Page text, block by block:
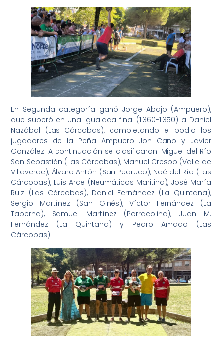
En Segunda categoría ganó Jorge Abajo (Ampuero),
que superó en una igualada final (1.360-1.350) a Daniel
Nazábal (Las Cárcobas), completando el podio los
jugadores de la Peña Ampuero Jon Cano y Javier
González. A continuación se clasificaron: Miguel del Río
San Sebastián (Las Cárcobas), Manuel Crespo (Valle de
Villaverde), Álvaro Antón (San Pedruco), Noé del Río (Las
Cárcobas), Luis Arce (Neumáticos Maritina), José María
Ruiz (Las Cárcobas), Daniel Fernández (La Quintana),
Sergio Martínez (San Ginés), Víctor Fernández (La
Taberna), Samuel Martínez (Porracolina), Juan M.
Fernández (La Quintana) y Pedro Amado (Las
Cárcobas).